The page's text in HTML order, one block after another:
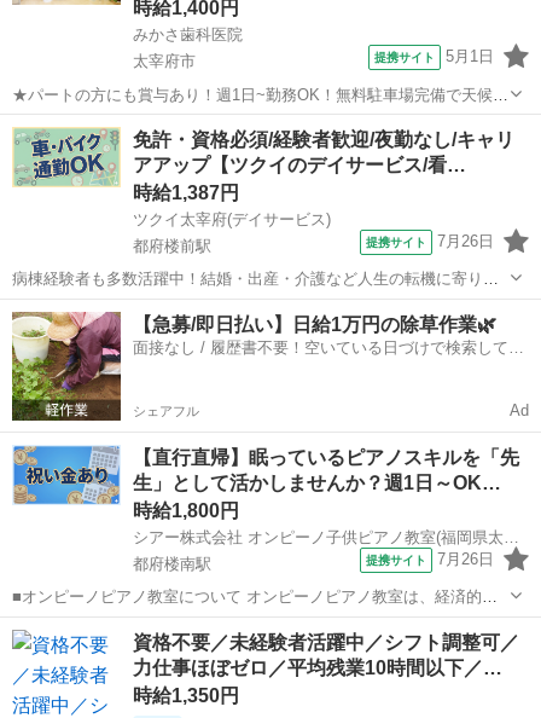
時給1,400円
みかさ歯科医院
太宰府市
提携サイト 5月1日
★パートの方にも賞与あり！週1日~勤務OK！無料駐車場完備で天候に
左右されず快適に通勤できます★ 時給： 1,400円~1,600円 アクセス：
太宰府線 太宰府 車で3分 オススメコメント ●パートの方にも賞与があ
りま...
福岡 太宰府市 歯科衛生士
免許・資格必須/経験者歓迎/夜勤なし/キャリ
アアップ【ツクイのデイサービス/看…
時給1,387円
ツクイ太宰府(デイサービス)
都府楼前駅
提携サイト 7月26日
病棟経験者も多数活躍中！結婚・出産・介護など人生の転機に寄り添
う柔軟な働き方を応援します。 ★☆ 働きやすいメリット多数 ★☆ ＼
＼サービス・職種の魅力／／ デイサービスでお客様の生活に寄り添
い、ゆっくりと時間をかけなが...
福岡 太宰府市 都府楼前駅 介護
【急募/即日払い】日給1万円の除草作業🌿
面接なし / 履歴書不要！空いている日づけで検索して即
シェアフル Ad
【直行直帰】眠っているピアノスキルを「先
生」として活かしませんか？週1日～OK…
時給1,800円
都府楼南駅
提携サイト 7月26日
■オンピーノピアノ教室について オンピーノピアノ教室は、経済的な
事情に左右されることなく、すべての子どもたちが平等に音楽を学べ
る場所をつくりたい!という想いから生まれました。 出張レッスンとい
う形を採用することで、 「近...
福岡 太宰府市 都府楼南駅 インストラクター
資格不要／未経験者活躍中／シフト調整可／
力仕事ほぼゼロ／平均残業10時間以下／…
時給1,350円